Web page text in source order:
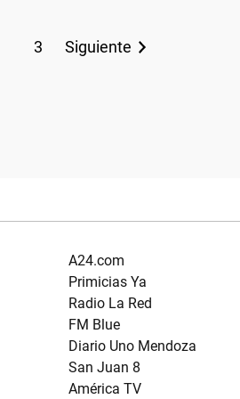
3 Siguiente
A24.com
Primicias Ya
Radio La Red
FM Blue
Diario Uno Mendoza
San Juan 8
América TV